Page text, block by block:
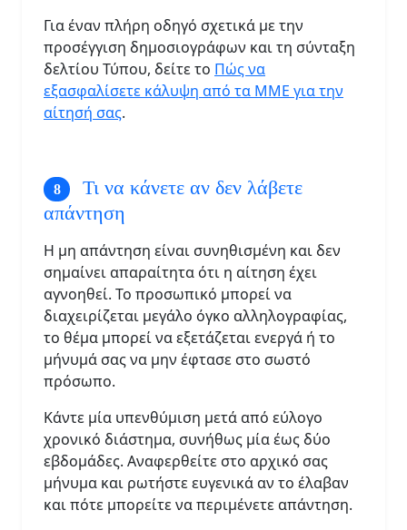
Για έναν πλήρη οδηγό σχετικά με την
προσέγγιση δημοσιογράφων και τη σύνταξη
δελτίου Τύπου, δείτε το Πώς να
εξασφαλίσετε κάλυψη από τα ΜΜΕ για την
αίτησή σας.
Τι να κάνετε αν δεν λάβετε
απάντηση
Η μη απάντηση είναι συνηθισμένη και δεν
σημαίνει απαραίτητα ότι η αίτηση έχει
αγνοηθεί. Το προσωπικό μπορεί να
διαχειρίζεται μεγάλο όγκο αλληλογραφίας,
το θέμα μπορεί να εξετάζεται ενεργά ή το
μήνυμά σας να μην έφτασε στο σωστό
πρόσωπο.
Κάντε μία υπενθύμιση μετά από εύλογο
χρονικό διάστημα, συνήθως μία έως δύο
εβδομάδες. Αναφερθείτε στο αρχικό σας
μήνυμα και ρωτήστε ευγενικά αν το έλαβαν
και πότε μπορείτε να περιμένετε απάντηση.